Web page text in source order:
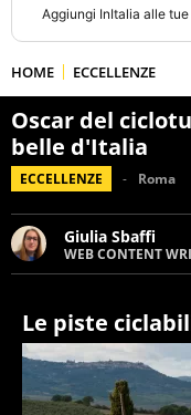
Aggiungi InItalia alle
HOME ECCELLENZE
Oscar del
belle d'Italia
ECCELLENZE Roma
Giulia Sbaffi
WEB CONTENT
Web content
natura, le piace
intorno a lei.
Le piste